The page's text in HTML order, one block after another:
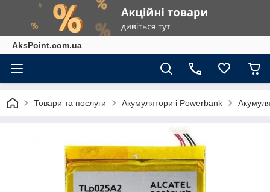
AksPoint.com.ua
Товари та послуги Акумулятори і Powerbank